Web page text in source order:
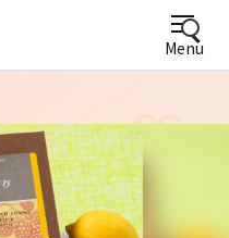
Menu